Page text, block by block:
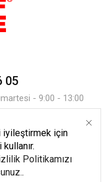
05
- 9:00 - 13:00
iyileştirmek için
Politikamızı
.